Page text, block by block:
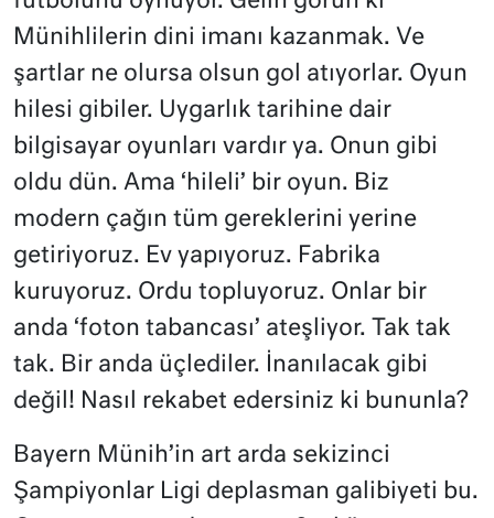
Münihlilerin dini imanı kazanmak. Ve
şartlar ne olursa olsun gol atıyorlar. Oyun
hilesi gibiler. Uygarlık tarihine dair
bilgisayar oyunları vardır ya. Onun gibi
oldu dün. Ama ‘hileli’ bir oyun. Biz
modern çağın tüm gereklerini yerine
getiriyoruz. Ev yapıyoruz. Fabrika
kuruyoruz. Ordu topluyoruz. Onlar bir
anda ‘foton tabancası’ ateşliyor. Tak tak
tak. Bir anda üçlediler. İnanılacak gibi
değil! Nasıl rekabet edersiniz ki bununla?
Bayern Münih’in art arda sekizinci
Şampiyonlar Ligi deplasman galibiyeti bu.